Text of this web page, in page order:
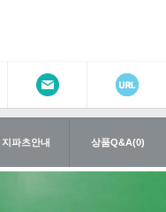
지파츠안내 상품Q&A(0)